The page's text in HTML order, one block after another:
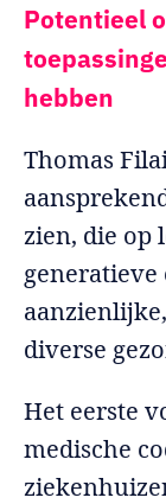
Potentieel
hebben
Thomas
zien, die op
generatieve
diverse
Het eerste
medische